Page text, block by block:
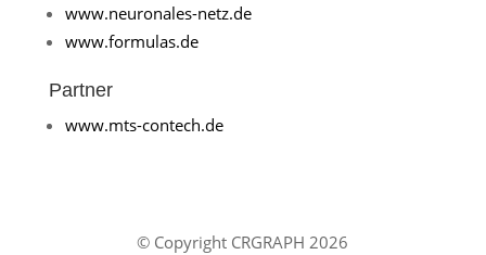
www.neuronales-netz.de
www.formulas.de
Partner
www.mts-contech.de
© Copyright CRGRAPH 2026